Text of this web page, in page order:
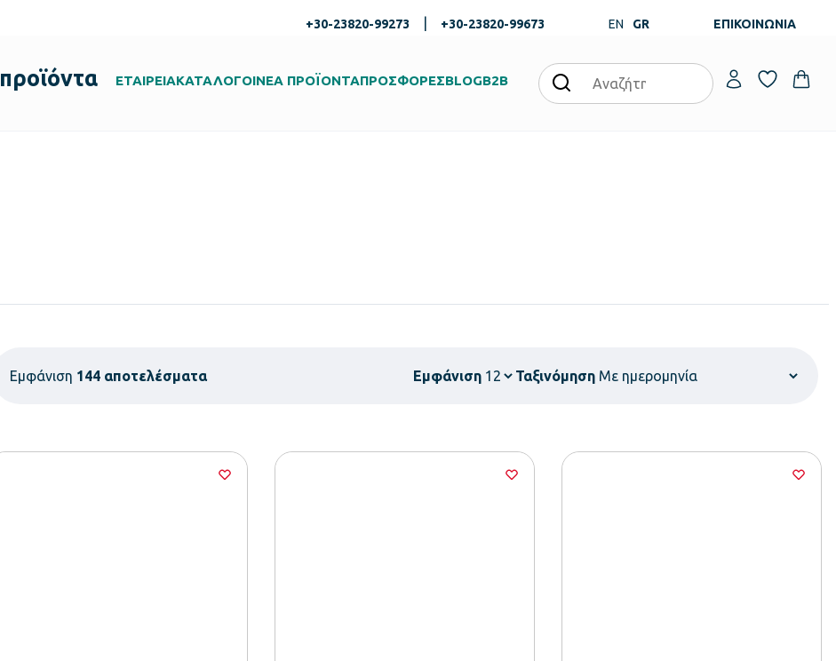
+30-23820-99273 +30-23820-99673 EN GR ΕΠΙΚΟΙΝΩΝΙΑ
προϊόντα ΕΤΑΙΡΕΙΑΚΑΤΑΛΟΓΟΙΝΕΑ ΠΡΟΪΟΝΤΑΠΡΟΣΦΟΡΕΣBLOGB2B
Εμφάνιση 144 αποτελέσματα Εμφάνιση Ταξινόμηση